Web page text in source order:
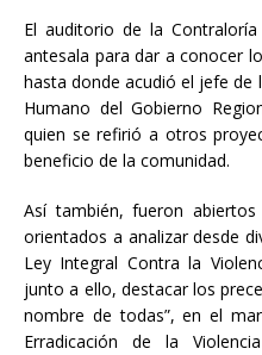
El auditorio de la
antesala para dar a conocer
hasta donde acudió el jefe de
Humano del Gobierno
quien se refirió a otros
beneficio de la comunidad.
Así también, fueron
orientados a analizar desde
Ley Integral Contra la
junto a ello, destacar los
nombre de todas”, en el
Erradicación de la